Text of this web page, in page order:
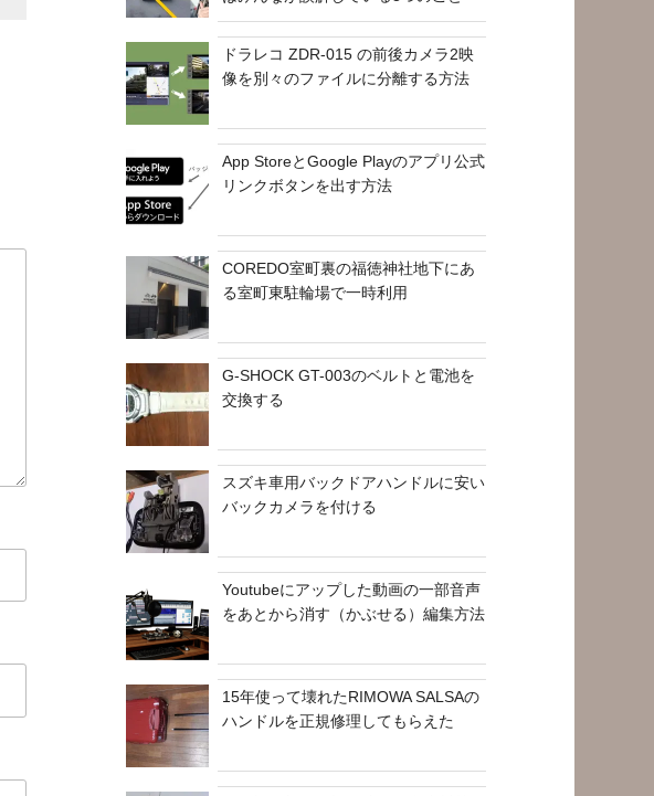
ドラレコ ZDR-015 の前後カメラ2映
像を別々のファイルに分離する方法
App StoreとGoogle Playのアプリ公式
リンクボタンを出す方法
COREDO室町裏の福徳神社地下にあ
る室町東駐輪場で一時利用
G-SHOCK GT-003のベルトと電池を
交換する
スズキ車用バックドアハンドルに安い
バックカメラを付ける
Youtubeにアップした動画の一部音声
をあとから消す（かぶせる）編集方法
15年使って壊れたRIMOWA SALSAの
ハンドルを正規修理してもらえた